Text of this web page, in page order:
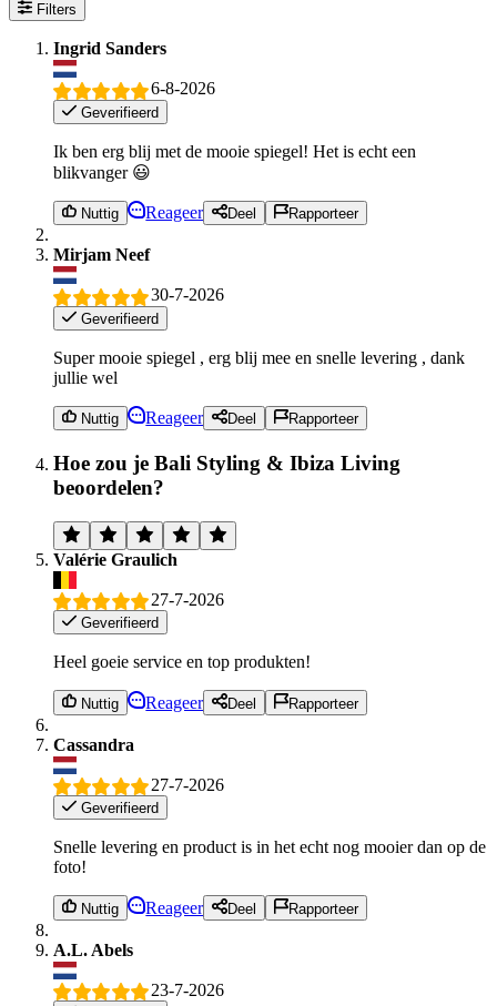
Filters
Ingrid Sanders
6-8-2026
Geverifieerd
Ik ben erg blij met de mooie spiegel! Het is echt een
blikvanger 😃
Nuttig Reageer Deel Rapporteer
Mirjam Neef
30-7-2026
Geverifieerd
Super mooie spiegel , erg blij mee en snelle levering , dank
jullie wel
Nuttig Reageer Deel Rapporteer
Hoe zou je Bali Styling & Ibiza Living
beoordelen?
Valérie Graulich
27-7-2026
Geverifieerd
Heel goeie service en top produkten!
Nuttig Reageer Deel Rapporteer
Cassandra
27-7-2026
Geverifieerd
Snelle levering en product is in het echt nog mooier dan op de
foto!
Nuttig Reageer Deel Rapporteer
A.L. Abels
23-7-2026